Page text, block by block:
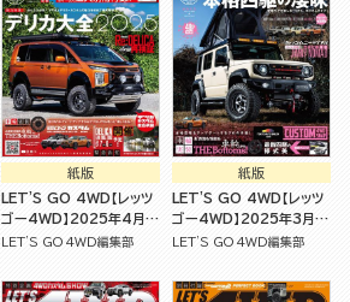
紙版
LET'S GO 4WD【レッツ
ゴー4WD】2025年4月号
[雑誌]
LET'S GO 4WD編集部
紙版
LET'S GO 4WD【レッツ
ゴー4WD】2025年3月号
[雑誌]
LET'S GO 4WD編集部